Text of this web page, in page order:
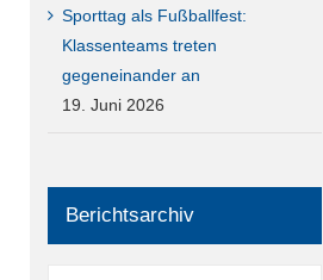
Sporttag als Fußballfest:
Klassenteams treten
gegeneinander an
19. Juni 2026
Berichtsarchiv